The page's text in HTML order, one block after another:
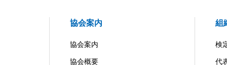
協会案内
協会案内
協会概要
組
検
代